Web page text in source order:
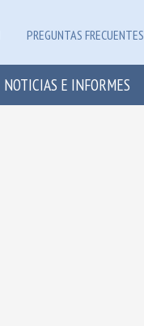
PREGUNTAS FRECUENTES
NOTICIAS E INFORMES